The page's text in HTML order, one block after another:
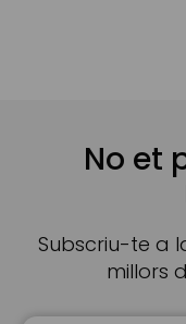
No et
Subscriu-te a
millors